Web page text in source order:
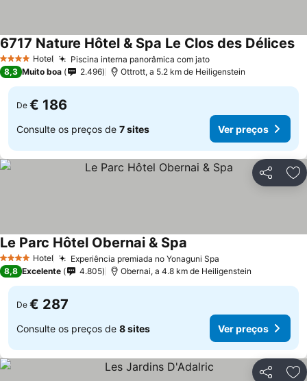
4 EstrelasHotel Piscina interna panorâmica com jato
6717 Nature Hôtel & Spa Le Clos des Délices
8,3 Muito boa 2.496 Ottrott, a 5.2 km de Heiligenstein
De € 186
Consulte os preços de 7 sites Ver preços
Partilhar
4 EstrelasHotel Experiência premiada no Yonaguni Spa
Le Parc Hôtel Obernai & Spa
8,8 Excelente 4.805 Obernai, a 4.8 km de Heiligenstein
De € 287
Consulte os preços de 8 sites Ver preços
Partilhar